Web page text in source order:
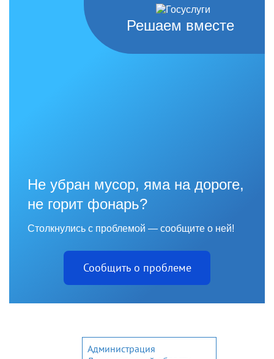
Решаем вместе
Не убран мусор, яма на дороге,
не горит фонарь?
Столкнулись с проблемой — сообщите о ней!
Сообщить о проблеме
Администрация